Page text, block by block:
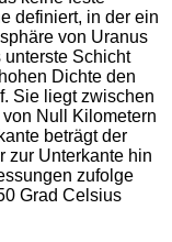
definiert, in der ein
von Uranus
Schicht
Dichte den
Sie liegt zwischen
Null Kilometern
beträgt der
zur Unterkante hin
zufolge
Grad Celsius